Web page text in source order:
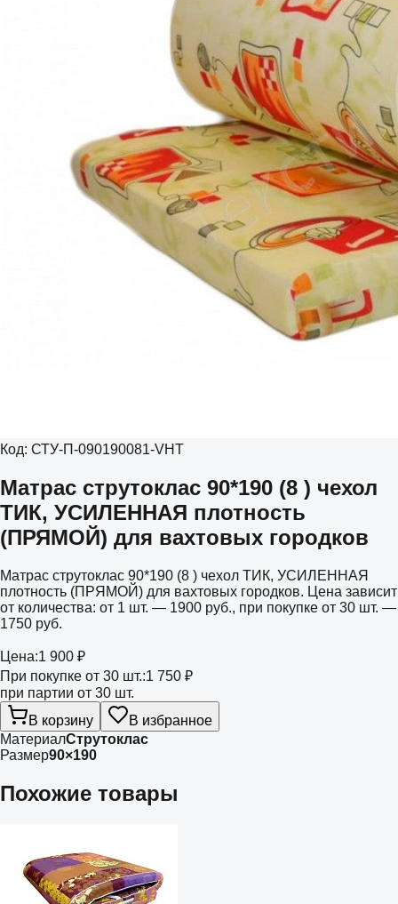
Код: СТУ-П-090190081-VHT
Матрас струтоклас 90*190 (8 ) чехол
ТИК, УСИЛЕННАЯ плотность
(ПРЯМОЙ) для вахтовых городков
Матрас струтоклас 90*190 (8 ) чехол ТИК, УСИЛЕННАЯ
плотность (ПРЯМОЙ) для вахтовых городков. Цена зависит
от количества: от 1 шт. — 1900 руб., при покупке от 30 шт. —
1750 руб.
Цена:1 900 ₽
При покупке от 30 шт.:1 750 ₽
при партии от 30 шт.
В корзину
В избранное
МатериалСтрутоклас
Размер90×190
Похожие товары